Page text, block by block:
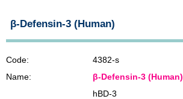
β-Defensin-3 (Human)
Code:
4382-s
Name:
β-Defensin-3 (Human)
hBD-3